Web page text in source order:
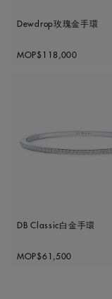
Dewdrop玫瑰金手環
Original price
MOP$118,000
DB Classic白金手環
Original price
MOP$61,500